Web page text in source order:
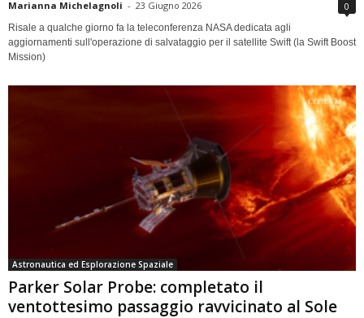
Marianna Michelagnoli - 23 Giugno 2026 0
Risale a qualche giorno fa la teleconferenza NASA dedicata agli
aggiornamenti sull'operazione di salvataggio per il satellite Swift (la Swift Boost
Mission)
Astronautica ed Esplorazione Spaziale
Parker Solar Probe: completato il
ventottesimo passaggio ravvicinato al Sole